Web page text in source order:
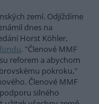
zemí. Odjíždíme
dnes na
Horst Köhler,
. "Členové MMF
reforem a abychom
pokroku,"
Členové MMF
silného